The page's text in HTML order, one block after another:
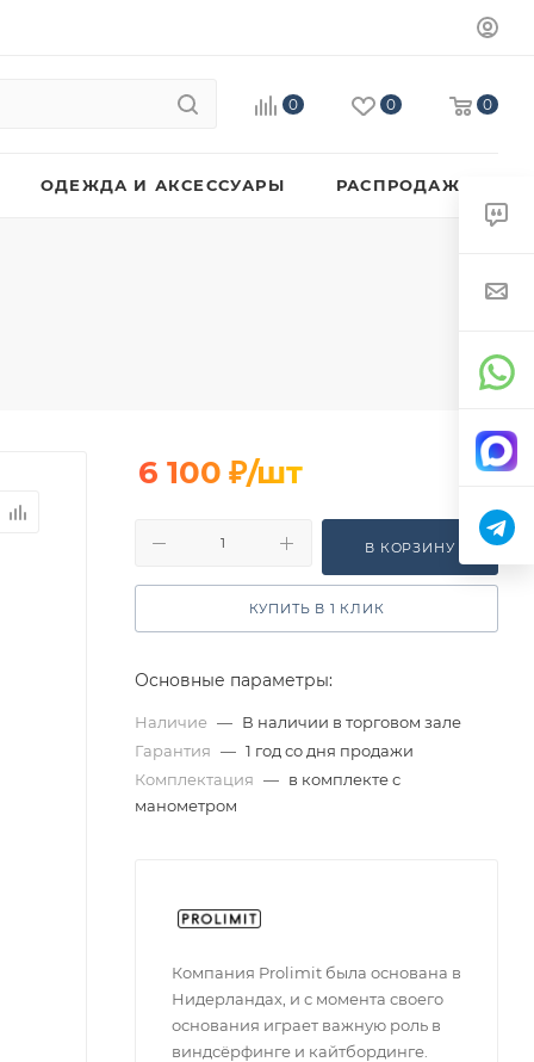
0 0 0
ОДЕЖДА И АКСЕССУАРЫ РАСПРОДАЖА
6 100 ₽/шт
В КОРЗИНУ
КУПИТЬ В 1 КЛИК
Основные параметры:
Наличие — В наличии в торговом зале
Гарантия — 1 год со дня продажи
Комплектация — в комплекте с
манометром
Компания Prolimit была основана в
Нидерландах, и с момента своего
основания играет важную роль в
виндсёрфинге и кайтбординге.